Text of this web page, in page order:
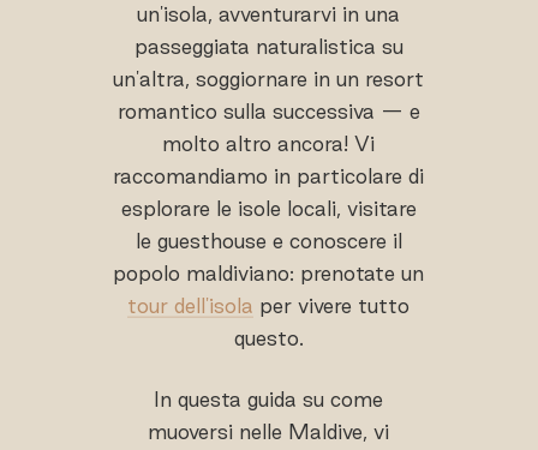
un'isola, avventurarvi in una
passeggiata naturalistica su
un'altra, soggiornare in un resort
romantico sulla successiva — e
molto altro ancora! Vi
raccomandiamo in particolare di
esplorare le isole locali, visitare
le guesthouse e conoscere il
popolo maldiviano: prenotate un
tour dell'isola per vivere tutto
questo.
In questa guida su come
muoversi nelle Maldive, vi